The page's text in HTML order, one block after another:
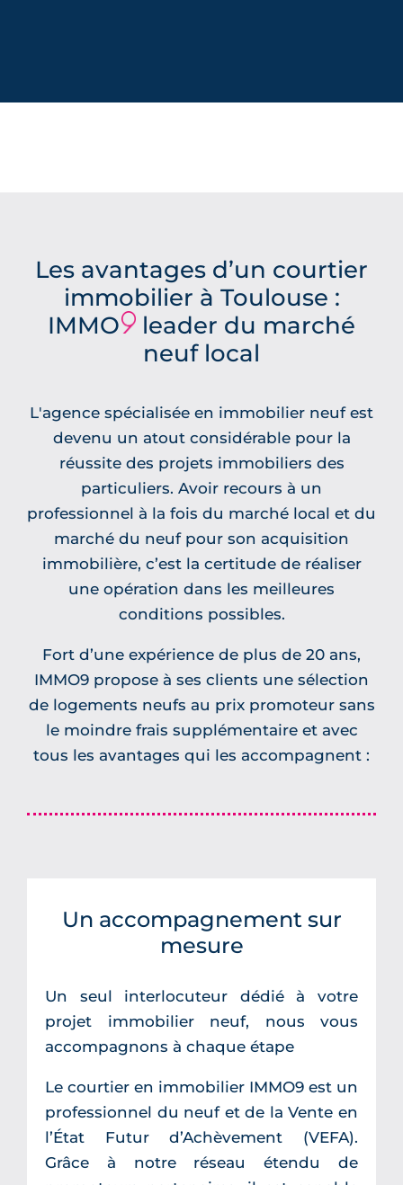
Les avantages d’un courtier
immobilier à Toulouse :
IMMO9 leader du marché
neuf local
L'agence spécialisée en immobilier neuf est
devenu un atout considérable pour la
réussite des projets immobiliers des
particuliers. Avoir recours à un
professionnel à la fois du marché local et du
marché du neuf pour son acquisition
immobilière, c’est la certitude de réaliser
une opération dans les meilleures
conditions possibles.
Fort d’une expérience de plus de 20 ans,
IMMO9 propose à ses clients une sélection
de logements neufs au prix promoteur sans
le moindre frais supplémentaire et avec
tous les avantages qui les accompagnent :
Un accompagnement sur
mesure
Un seul interlocuteur dédié à votre
projet immobilier neuf, nous vous
accompagnons à chaque étape
Le courtier en immobilier IMMO9 est un
professionnel du neuf et de la Vente en
l’État Futur d’Achèvement (VEFA).
Grâce à notre réseau étendu de